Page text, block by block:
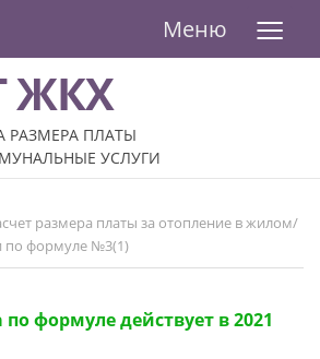
Меню ≡
ЖКХ
РАЗМЕРА ПЛАТЫ
УСЛУГИ
размера платы за отопление в жилом/
формуле №3(1)
формуле действует в 2021